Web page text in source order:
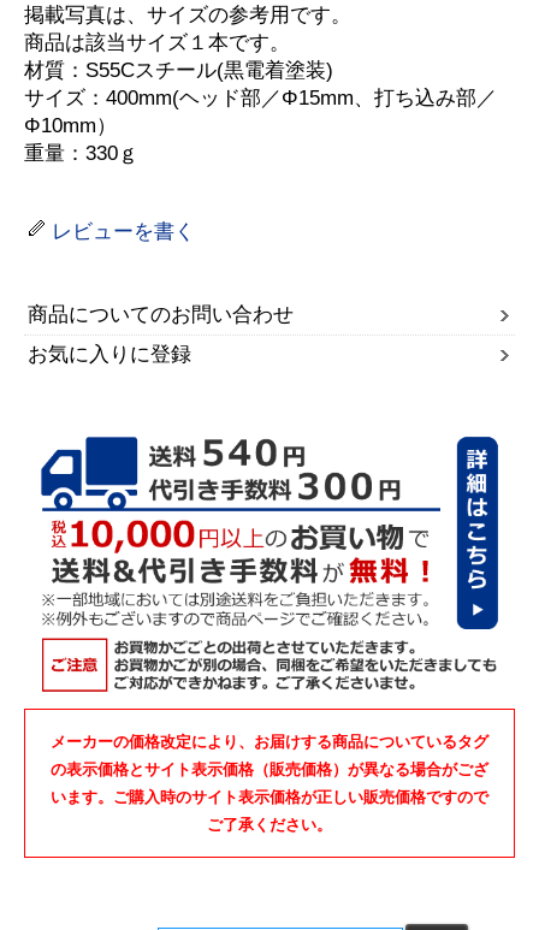
掲載写真は、サイズの参考用です。
商品は該当サイズ１本です。
材質：S55Cスチール(黒電着塗装)
サイズ：400mm(ヘッド部／Φ15mm、打ち込み部／
Φ10mm）
重量：330ｇ
レビューを書く
商品についてのお問い合わせ
お気に入りに登録
メーカーの価格改定により、お届けする商品についているタグ
の表示価格とサイト表示価格（販売価格）が異なる場合がござ
います。ご購入時のサイト表示価格が正しい販売価格ですので
ご了承ください。